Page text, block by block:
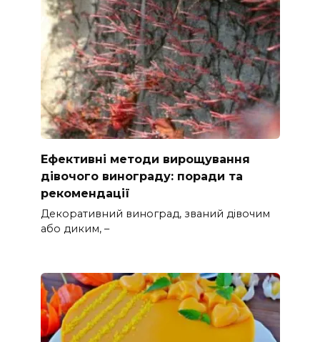
Ефективні методи вирощування
дівочого винограду: поради та
рекомендації
Декоративний виноград, званий дівочим
або диким, –